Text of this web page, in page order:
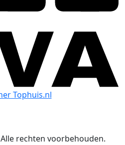
Alle rechten voorbehouden.